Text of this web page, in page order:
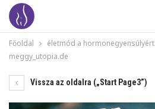
Főoldal életmód a hormonegyensúlyért
meggy_utopia.de
Vissza az oldalra („Start Page3”)